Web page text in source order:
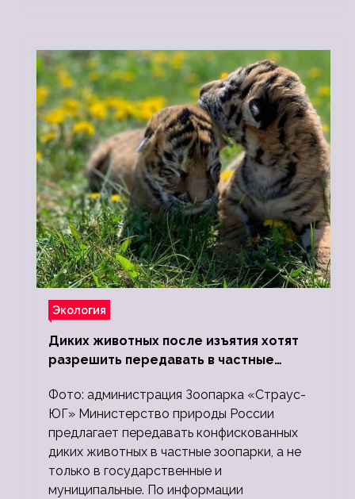
Экология
Диких животных после изъятия хотят
разрешить передавать в частные
Фото: администрация Зоопарка «Страус-
ЮГ» Министерство природы России
предлагает передавать конфискованных
диких животных в частные зоопарки, а не
только в государственные и
муниципальные. По информации